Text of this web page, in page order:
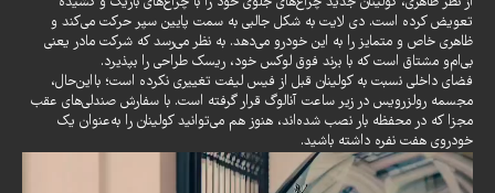
تعویض کرده است. دی لایت به شکل جالبی به سمت پایین سپر حرکت می‌کند و
ظاهری خاص و متمایز را به این خودرو می‌دهد. به نظر می‌رسد که شرکت مادر یعنی
بی‌ام‌و مشتاق است که با برند فوق لوکس خود، ریسک طراحی را بپذیرد.
فضای داخلی نسبت به کولینان قبل از فیس لیفت تغییری نکرده است؛ بااین‌حال،
مجسمه رولزرویس در زیر ساعت آنالوگ قرار گرفته است. با سفارش صندلی‌های عقب
مجزا که در محفظه بار نصب شده‌اند، هنوز هم می‌توانید کولینان را به‌عنوان یک
خودروی هفت نفره داشته باشید.
نمایشگر
ویدیو